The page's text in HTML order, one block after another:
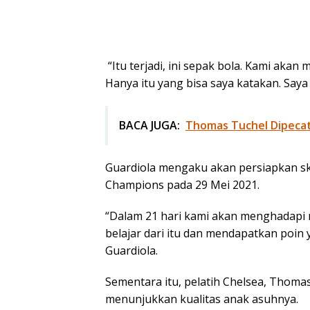
“Itu terjadi, ini sepak bola. Kami akan
Hanya itu yang bisa saya katakan.
BACA JUGA: Thomas Tuchel
Guardiola mengaku akan persiapkan
Champions pada 29 Mei 2021.
“Dalam 21 hari kami akan
belajar dari itu dan mendapatkan
Guardiola.
Sementara itu, pelatih Chelsea,
menunjukkan kualitas anak asuhnya.